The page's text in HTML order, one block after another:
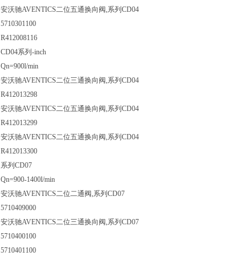
安沃驰AVENTICS二位五通换向阀,系列CD04
5710301100
R412008116
CD04系列-inch
Qn=900l/min
安沃驰AVENTICS二位三通换向阀,系列CD04
R412013298
安沃驰AVENTICS二位五通换向阀,系列CD04
R412013299
安沃驰AVENTICS二位五通换向阀,系列CD04
R412013300
系列CD07
Qn=900-1400l/min
安沃驰AVENTICS二位二通阀,系列CD07
5710409000
安沃驰AVENTICS二位三通换向阀,系列CD07
5710400100
5710401100